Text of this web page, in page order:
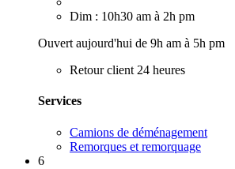
Dim : 10h30 am à 2h pm
Ouvert aujourd'hui de 9h am à 5h pm
Retour client 24 heures
Services
Camions de déménagement
Remorques et remorquage
6